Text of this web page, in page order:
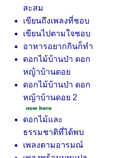
สะสม
เขียนถึงเพลงที่ชอบ
เขียนไปตามใจชอบ
อาหารอยากกินก็ทำ
ดอกไม้บ้านป่า ดอก
หญ้าบ้านดอ
ดอกไม้บ้านป่า ดอก
หญ้าบ้านดอย 2
ดอกไม้และ
ธรรมชาติที่ได้พบ
เพลงตามอารมณ์